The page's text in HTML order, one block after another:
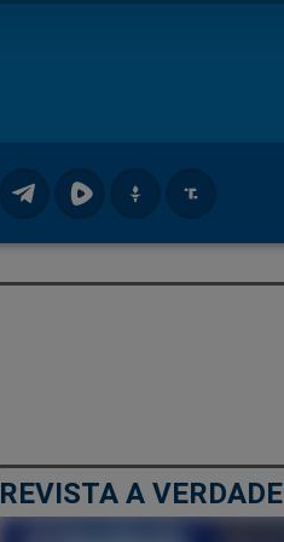
REVISTA A VERDADE